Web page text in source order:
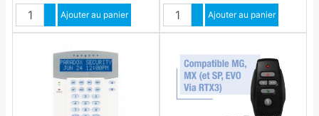
QuantitéAugmenter quantité
Diminuer quantité
Ajouter au panier QuantitéAugmenter quantité
Diminuer quantité
Ajouter au panier